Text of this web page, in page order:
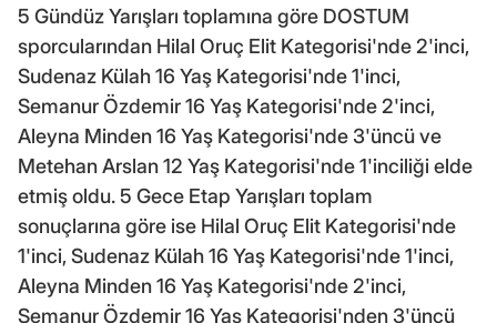
5 Gündüz Yarışları toplamına göre DOSTUM
sporcularından Hilal Oruç Elit Kategorisi'nde 2'inci,
Sudenaz Külah 16 Yaş Kategorisi'nde 1'inci,
Semanur Özdemir 16 Yaş Kategorisi'nde 2'inci,
Aleyna Minden 16 Yaş Kategorisi'nde 3'üncü ve
Metehan Arslan 12 Yaş Kategorisi'nde 1'inciliği elde
etmiş oldu. 5 Gece Etap Yarışları toplam
sonuçlarına göre ise Hilal Oruç Elit Kategorisi'nde
1'inci, Sudenaz Külah 16 Yaş Kategorisi'nde 1'inci,
Aleyna Minden 16 Yaş Kategorisi'nde 2'inci,
Semanur Özdemir 16 Yaş Kategorisi'nden 3'üncü